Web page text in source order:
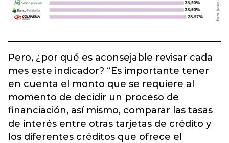
Pero, ¿por qué es aconsejable revisar cada
mes este indicador? “Es importante tener
en cuenta el monto que se requiere al
momento de decidir un proceso de
financiación, así mismo, comparar las tasas
de interés entre otras tarjetas de crédito y
los diferentes créditos que ofrece el